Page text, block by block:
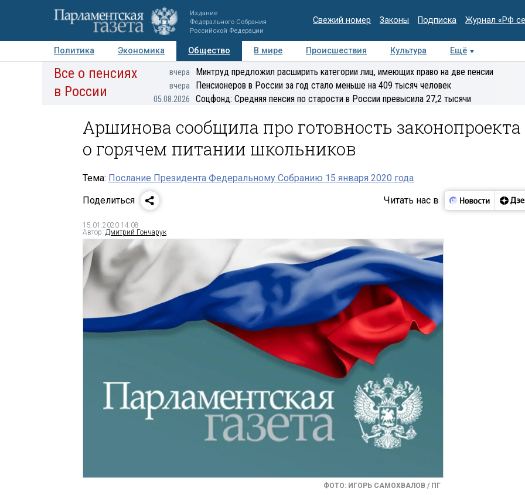
Издание
Федерального Собрания
Российской Федерации
Свежий номер Законы Подписка Журнал «РФ
Политика Экономика Общество В мире Происшествия Культура
Ещё
Авторы Персоны Мнения Регионы Медиацентр Интервью Колумнисты
Все о пенсиях
в России
вчера Минтруд предложил расширить категории лиц, имеющих право на две пенсии
вчера Пенсионеров в России за год стало меньше на 409 тысяч человек
05.08.2026 Соцфонд: Средняя пенсия по старости в России превысила 27,2 тысячи
Аршинова сообщила про готовность законопроекта
о горячем питании школьников
Тема: Послание Президента Федеральному Собранию 15 января 2020 года
Поделиться
Читать нас в
15.01.2020 14:08
Автор: Дмитрий Гончарук
ФОТО: ИГОРЬ САМОХВАЛОВ / ПГ